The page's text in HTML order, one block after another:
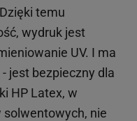
temu
wydruk jest
UV. I ma
jest bezpieczny dla
HP Latex, w
solwentowych, nie